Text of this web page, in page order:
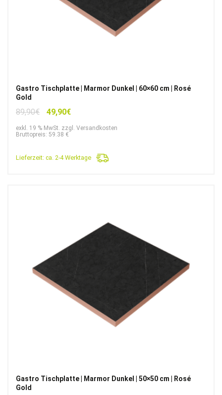
Gastro Tischplatte | Marmor Dunkel | 60×60 cm | Rosé
Gold
89,90€
Ursprünglicher
war:
49,90€Aktueller
ist:
exkl. 19 % MwSt. zzgl. Versandkosten
Bruttopreis: 59.38 €
Lieferzeit: ca. 2-4 Werktage
Gastro Tischplatte | Marmor Dunkel | 50×50 cm | Rosé
Gold